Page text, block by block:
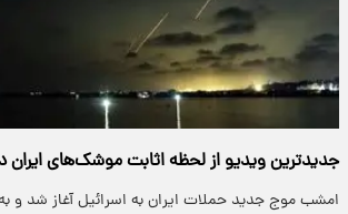
جدیدترین ویدیو از لحظه اثابت موشک‌های ایران
امشب موج جدید حملات ایران به اسرائیل آغاز شد و